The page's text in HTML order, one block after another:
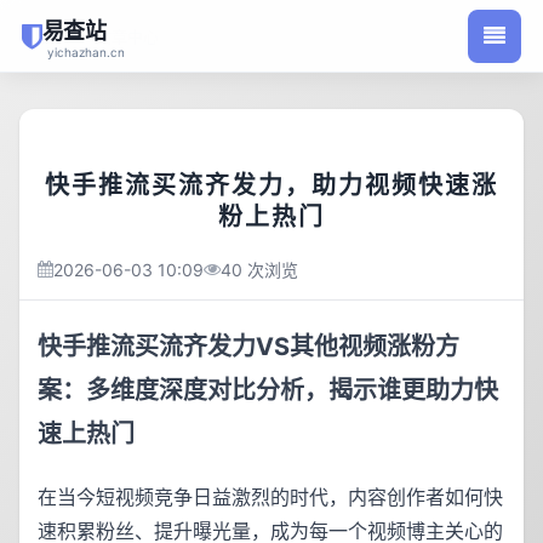
易查站
yichazhan.cn
首页 / 文章中心
快手推流买流齐发力，助力视频快速涨
粉上热门
2026-06-03 10:09 40 次浏览
快手推流买流齐发力VS其他视频涨粉方
案：多维度深度对比分析，揭示谁更助力快
速上热门
在当今短视频竞争日益激烈的时代，内容创作者如何快
速积累粉丝、提升曝光量，成为每一个视频博主关心的